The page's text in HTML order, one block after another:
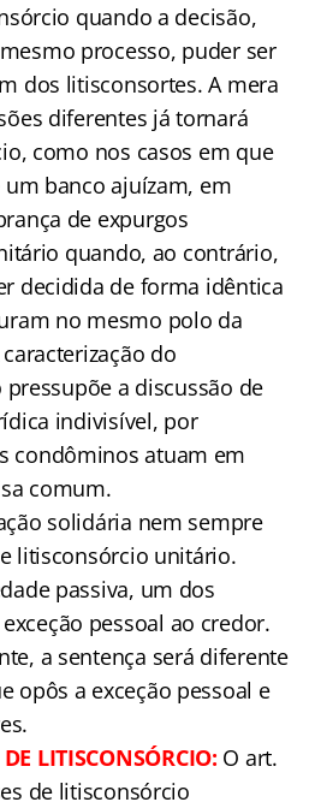
quando a decisão,
processo, puder ser
dos litisconsortes. A mera
diferentes já tornará
como nos casos em que
banco ajuízam, em
de expurgos
quando, ao contrário,
decidida de forma idêntica
no mesmo polo da
do
a discussão de
indivisível, por
condôminos atuam em
comum.
solidária nem sempre
litisconsórcio unitário.
passiva, um dos
pessoal ao credor.
a sentença será diferente
opôs a exceção pessoal e
LITISCONSÓRCIO: O art.
de litisconsórcio